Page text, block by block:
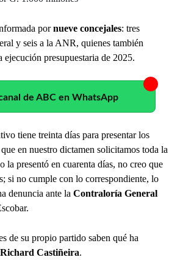
pornueve concejales: tres
y seis a la ANR, quienes también
presupuestaria de 2025.
de ABC en WhatsApp
tiene treinta días para presentar los
en nuestro dictamen solicitamos toda la
la presentó en cuarenta días, no creo que
si no cumple con lo correspondiente, lo
denuncia ante la Contraloría General
de su propio partido saben qué ha
Richard Castiñeira.